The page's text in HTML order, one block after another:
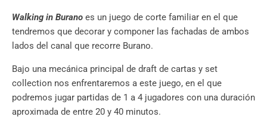
Walking in Burano es un juego de corte familiar en el que
tendremos que decorar y componer las fachadas de ambos
lados del canal que recorre Burano.
Bajo una mecánica principal de draft de cartas y set
collection nos enfrentaremos a este juego, en el que
podremos jugar partidas de 1 a 4 jugadores con una duración
aproximada de entre 20 y 40 minutos.